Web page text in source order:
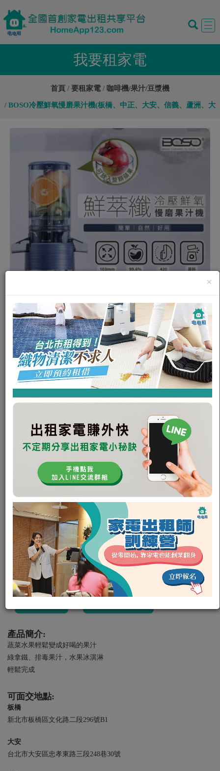
我要租家電
首頁 要租家電 咖啡機/果汁/豆漿機
BOSO冷壓鮮氧慢磨果汁機(板橋、中正、大安、信義、蘆洲、大
BOSO冷壓鮮氧慢磨果汁機(板
橋、中正、大安、信義、蘆洲、
輕鬆喝到蔬果的營養
咖啡機/果汁/豆漿機 可出租
Art Terminal 1
租金: 平日 500（週二租週五還，共可使用四天）/
週末 700（週六租隔週一還，共可使用三天）
押金: 1000元
產品簡介:
蔬菜水果輕鬆變成好喝的果汁
綠拿鐵、排毒果汁，水果冰淇淋
輕鬆完成
可面交地點:
板橋
新北市板橋區文化路二段296號B1
大安
台北市大安區忠孝東路三段248巷30號
×